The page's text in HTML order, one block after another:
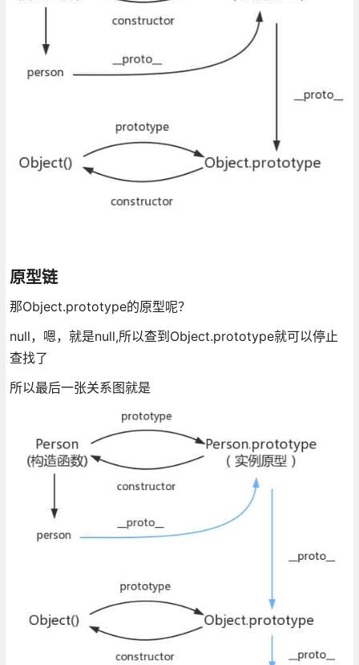
原型链
那Object.prototype的原型呢？
null，嗯，就是null,所以查到Object.prototype就可以停止
查找了
所以最后一张关系图就是